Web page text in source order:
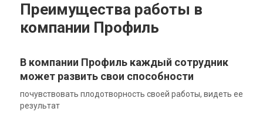
Преимущества работы в
компании Профиль
В компании Профиль каждый сотрудник
может развить свои способности
почувствовать плодотворность своей работы, видеть ее
результат